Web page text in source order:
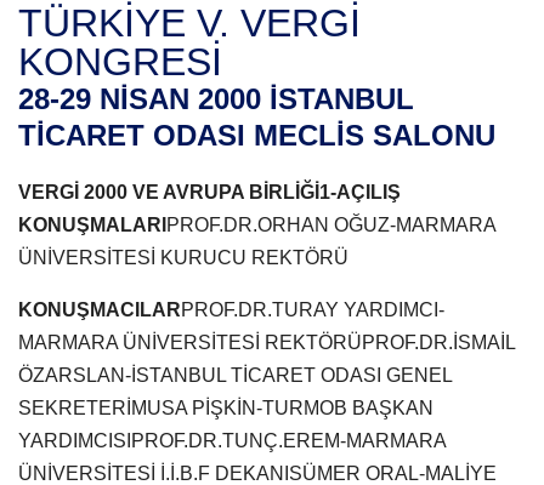
TÜRKİYE V. VERGİ
KONGRESİ
28-29 NİSAN 2000 İSTANBUL
TİCARET ODASI MECLİS SALONU
VERGİ 2000 VE AVRUPA BİRLİĞİ 1-AÇILIŞ
KONUŞMALARI PROF.DR.ORHAN OĞUZ-MARMARA
ÜNİVERSİTESİ KURUCU REKTÖRÜ
KONUŞMACILARPROF.DR.TURAY YARDIMCI-
MARMARA ÜNİVERSİTESİ REKTÖRÜPROF.DR.İSMAİL
ÖZARSLAN-İSTANBUL TİCARET ODASI GENEL
SEKRETERİ MUSA PİŞKİN-TURMOB BAŞKAN
YARDIMCISI PROF.DR.TUNÇ.EREM-MARMARA
ÜNİVERSİTESİ İ.İ.B.F DEKANI SÜMER ORAL-MALİYE